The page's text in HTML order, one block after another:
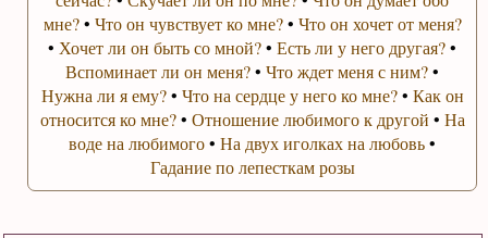
мне?• Что он чувствует ко мне?• Что он хочет от меня?
• Хочет ли он быть со мной?•Есть ли у него другая?•
Вспоминает ли он меня?•Что ждет меня с ним?•
Нужна ли я ему?• Что на сердце у него ко мне?• Как он
относится ко мне?• Отношение любимого к другой • На
воде на любимого•На двух иголках на любовь•
Гадание по лепесткам розы